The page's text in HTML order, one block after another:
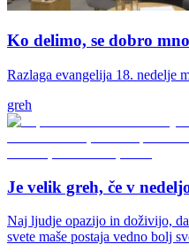
Ko delimo, se dobro
Razlaga evangelija 18. nedelje
greh
Je velik greh, če v
Naj ljudje opazijo in doživijo,
svete maše postaja vedno bolj